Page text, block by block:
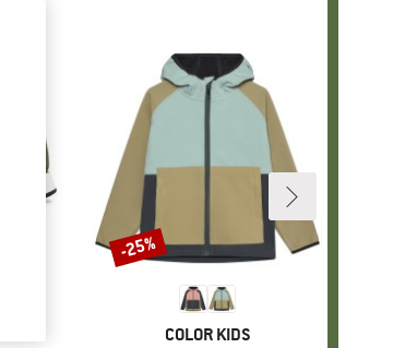
MERK
COLOR KIDS
Korting
-25%